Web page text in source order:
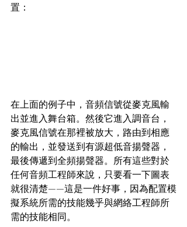
置：
在上面的例子中，音頻信號從麥克風輸
出並進入舞台箱。然後它進入調音台，
麥克風信號在那裡被放大，路由到相應
的輸出，並發送到有源超低音揚聲器，
最後傳遞到全頻揚聲器。所有這些對於
任何音頻工程師來說，只要看一下圖表
就很清楚——這是一件好事，因為配置模
擬系統所需的技能幾乎與網絡工程師所
需的技能相同。